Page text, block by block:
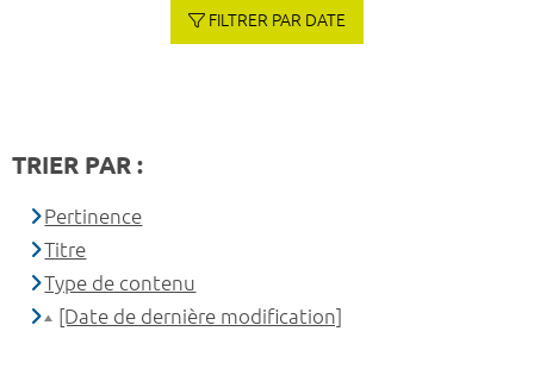
FILTRER PAR DATE
TRIER PAR :
Pertinence
Titre
Type de contenu
[Date de dernière modification]